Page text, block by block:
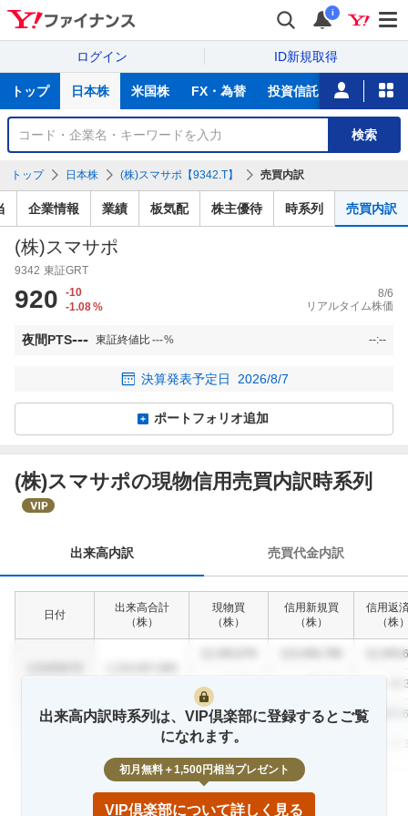
i
ログイン ID新規取得
サ
トップ 日本株 米国株 FX・為替 投資信託 ニュース
銘
検
検索
トップ 日本株 (株)スマサポ【9342.T】 売買内訳
企業情報 業績 板気配 株主優待 時系列 売買内訳
(株)スマサポ
9342 東証GRT
920
-10
-1.08%
8/6
リアルタイム株価
夜間PTS--- 東証終値比---% --:--
決算発表予定日 2026/8/7
ポートフォリオ追加
(株)スマサポの現物信用売買内訳時系列
訳
出来高内訳 売買代金内訳
日付
出来高合計
（株）
現物買
（株）
信用新規買
（株）
信用返
（株
1,234,567,890
12,345,678 123,456,789
12.3
12,345,678 123,456,789
12.3 %
出来高内訳時系列は、VIP倶楽部に登録するとご覧
になれます。
初月無料＋1,500円相当プレゼント
VIP倶楽部について詳しく見る